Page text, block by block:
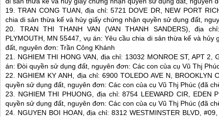
19. TRAN CONG TUAN, địa chỉ: 5721 DOVE DR, NEW PORT
chia di sản thừa kế và hủy giấy chứng nhận quyền sử dụng đất,
20. TRAN THI THANH VAN (VAN THANH SANDERS), địa
PLYMOUTH, MN 55447, vụ án: Yêu cầu chia di sản thừa kế và hủy
đất, nguyên đơn: Trần Công Khánh
21. NGHIEM THI HONG VAN, địa chỉ: 13032 MONROE ST, APT 2,
án: Đòi quyền sử dụng đất, nguyên đơn: Các con của cụ Vũ Thj
22. NGHIEM KY ANH, địa chỉ: 6900 TOLEDO AVE N, BROOKLYN
quyền sử dụng đất, nguyên đơn: Các con của cụ Vũ Thj Phúc (đã
23. NGHIEM THI PHUONG, địa chỉ: 8754 LEEWARD CIR, EDEN
quyền sử dụng đất, nguyên đơn: Các con của cụ Vũ Thj Phúc (đã
24. NGUYEN BOI HOAN, địa chỉ: 8312 WESTMINSTER BLVD,